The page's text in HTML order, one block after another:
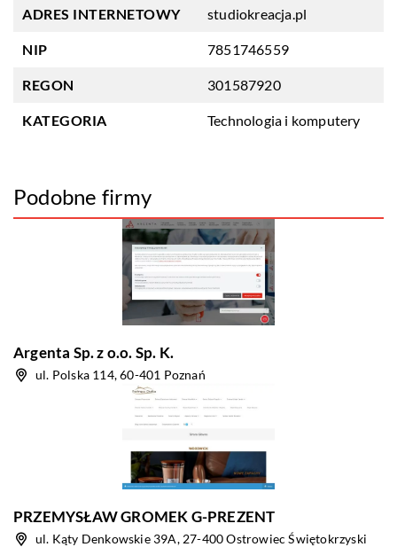
ADRES INTERNETOWY studiokreacja.pl
NIP 7851746559
REGON 301587920
KATEGORIA Technologia i komputery
Podobne firmy
Argenta Sp. z o.o. Sp. K.
ul. Polska 114, 60-401 Poznań
PRZEMYSŁAW GROMEK G-PREZENT
ul. Kąty Denkowskie 39A, 27-400 Ostrowiec Świętokrzyski